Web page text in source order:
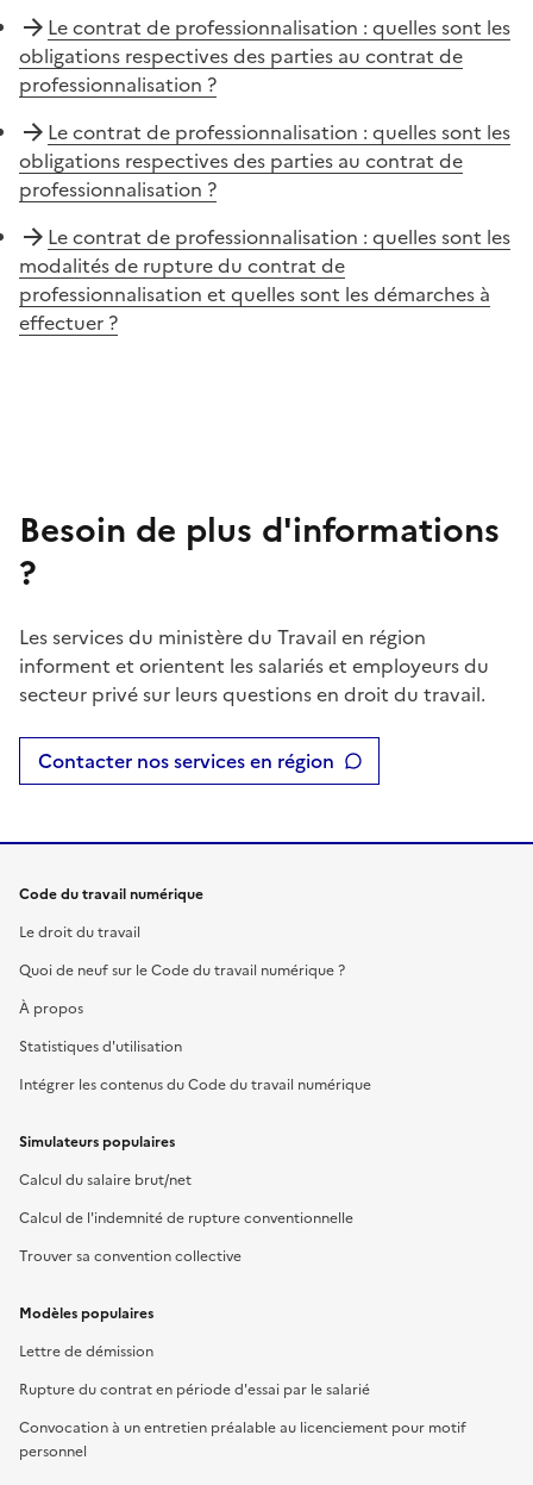
Le contrat de professionnalisation : quelles sont les
obligations respectives des parties au contrat de
professionnalisation ?
Le contrat de professionnalisation : quelles sont les
obligations respectives des parties au contrat de
professionnalisation ?
Le contrat de professionnalisation : quelles sont les
modalités de rupture du contrat de
professionnalisation et quelles sont les démarches à
effectuer ?
Besoin de plus d'informations
?
Les services du ministère du Travail en région
informent et orientent les salariés et employeurs du
secteur privé sur leurs questions en droit du travail.
Contacter nos services en région
Code du travail numérique
Le droit du travail
Quoi de neuf sur le Code du travail numérique ?
À propos
Statistiques d'utilisation
Intégrer les contenus du Code du travail numérique
Simulateurs populaires
Calcul du salaire brut/net
Calcul de l'indemnité de rupture conventionnelle
Trouver sa convention collective
Modèles populaires
Lettre de démission
Rupture du contrat en période d'essai par le salarié
Convocation à un entretien préalable au licenciement pour motif
personnel